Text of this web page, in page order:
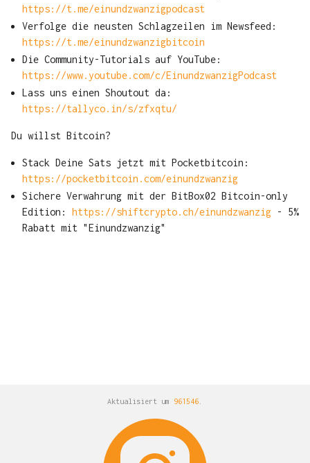
https://t.me/einundzwanzigpodcast
Verfolge die neusten Schlagzeilen im Newsfeed:
https://t.me/einundzwanzigbitcoin
Die Community-Tutorials auf YouTube:
https://www.youtube.com/c/EinundzwanzigPodcast
Lass uns einen Shoutout da:
https://tallyco.in/s/zfxqtu/
Du willst Bitcoin?
Stack Deine Sats jetzt mit Pocketbitcoin:
https://pocketbitcoin.com/einundzwanzig
Sichere Verwahrung mit der BitBox02 Bitcoin-only
Edition:
https://shiftcrypto.ch/einundzwanzig - 5%
Rabatt mit "Einundzwanzig"
Aktualisiert um 961546